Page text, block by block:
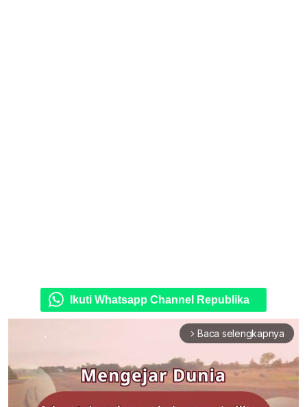
Ikuti Whatsapp Channel Republika
arrow_forward_ios Baca selengkapnya